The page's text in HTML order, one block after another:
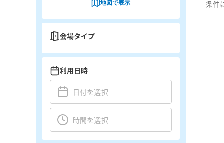
条件
地図で表示
会場タイプ
利用日時